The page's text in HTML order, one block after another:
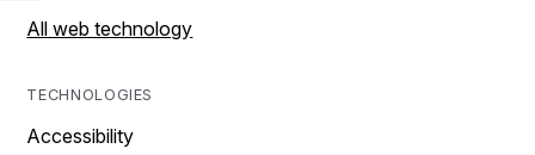
All web technology
TECHNOLOGIES
Accessibility